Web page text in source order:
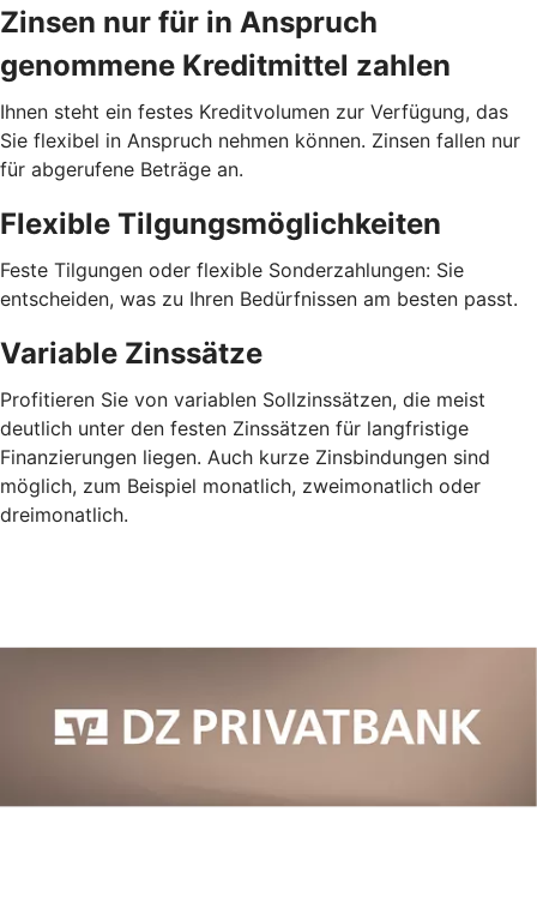
Zinsen nur für in Anspruch
genommene Kreditmittel zahlen
Ihnen steht ein festes Kreditvolumen zur Verfügung, das
Sie flexibel in Anspruch nehmen können. Zinsen fallen nur
für abgerufene Beträge an.
Flexible Tilgungsmöglichkeiten
Feste Tilgungen oder flexible Sonderzahlungen: Sie
entscheiden, was zu Ihren Bedürfnissen am besten passt.
Variable Zinssätze
Profitieren Sie von variablen Sollzinssätzen, die meist
deutlich unter den festen Zinssätzen für langfristige
Finanzierungen liegen. Auch kurze Zinsbindungen sind
möglich, zum Beispiel monatlich, zweimonatlich oder
dreimonatlich.